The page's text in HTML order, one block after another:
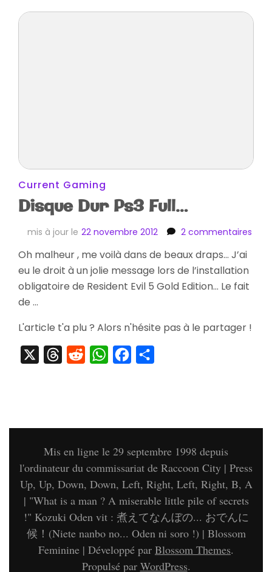
Current Gaming
Disque Dur Ps3 Full…
mis à jour le 22 novembre 2012 2 commentaires
Oh malheur , me voilà dans de beaux draps… J’ai
eu le droit à un jolie message lors de l’installation
obligatoire de Resident Evil 5 Gold Edition… Le fait
de …
L'article t'a plu ? Alors n'hésite pas à le partager !
ThreadsRedditWhatsAppFacebook
Mis en ligne le 29 septembre 1998 depuis
l'ordinateur du commissariat de Raccoon City | Press
Up, Up, Down, Down, Left, Right, Left, Right, B, A
| "What is a man ? A miserable little pile of secrets
!" Kozuki Oden vit : 煮えてなんぼの... おでんに
候！(Niete nanbo no... Oden ni soro !) | Blossom
Feminine | Développé par Blossom Themes.
Propulsé par WordPress.